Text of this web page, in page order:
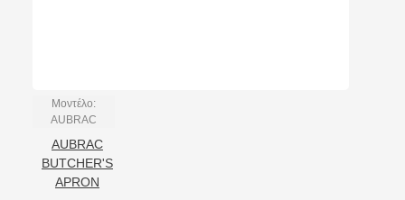
Μοντέλο:
AUBRAC
AUBRAC
BUTCHER'S
APRON